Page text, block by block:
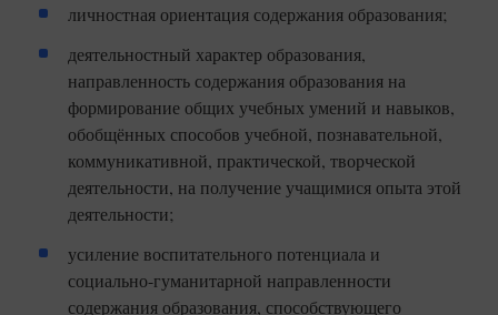
личностная ориентация содержания образования;
деятельностный характер образования,
направленность содержания образования на
формирование общих учебных умений и навыков,
обобщённых способов учебной, познавательной,
коммуникативной, практической, творческой
деятельности, на получение учащимися опыта этой
деятельности;
усиление воспитательного потенциала и
социально-гуманитарной направленности
содержания образования, способствующего